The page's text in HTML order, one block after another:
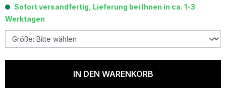
Sofort versandfertig, Lieferung bei Ihnen in ca. 1-3
Werktagen
IN DEN WARENKORB